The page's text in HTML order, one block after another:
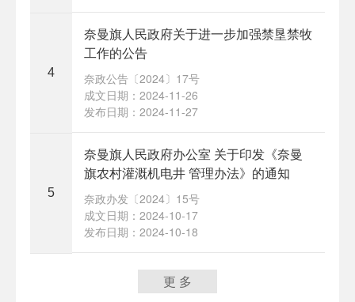
4
奈曼旗人民政府关于进一步加强禁垦禁牧
工作的公告
奈政公告〔2024〕17号
成文日期：2024-11-26
发布日期：2024-11-27
5
奈曼旗人民政府办公室 关于印发《奈曼
旗农村灌溉机电井 管理办法》的通知
奈政办发〔2024〕15号
成文日期：2024-10-17
发布日期：2024-10-18
更 多